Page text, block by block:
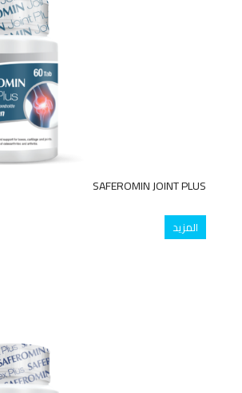
SAFEROMIN JOINT PLUS
المزيد